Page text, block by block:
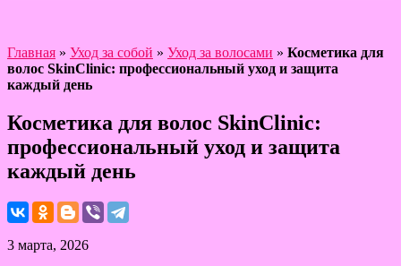
Главная » Уход за собой » Уход за волосами » Косметика для
волос SkinClinic: профессиональный уход и защита
каждый день
Косметика для волос SkinClinic:
профессиональный уход и защита
каждый день
3 марта, 2026